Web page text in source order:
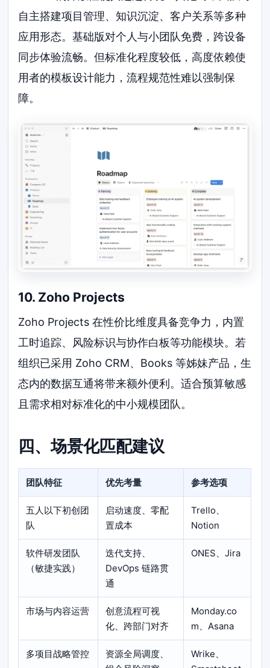
自主搭建项目管理、知识沉淀、客户关系等多种
应用形态。基础版对个人与小团队免费，跨设备
同步体验流畅。但标准化程度较低，高度依赖使
用者的模板设计能力，流程规范性难以强制保
障。
10. Zoho Projects
Zoho Projects 在性价比维度具备竞争力，内置
工时追踪、风险标识与协作白板等功能模块。若
组织已采用 Zoho CRM、Books 等姊妹产品，生
态内的数据互通将带来额外便利。适合预算敏感
且需求相对标准化的中小规模团队。
四、场景化匹配建议
团队特征 优先考量 参考选项
五人以下初创团
队
启动速度、零配
置成本
Trello、
Notion
软件研发团队
（敏捷实践）
迭代支持、
DevOps 链路贯
通
ONES、Jira
市场与内容运营
创意流程可视
化、跨部门对齐
Monday.co
m、Asana
多项目战略管控
资源全局调度、
Wrike、